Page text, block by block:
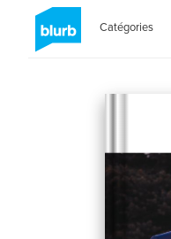
Catégories